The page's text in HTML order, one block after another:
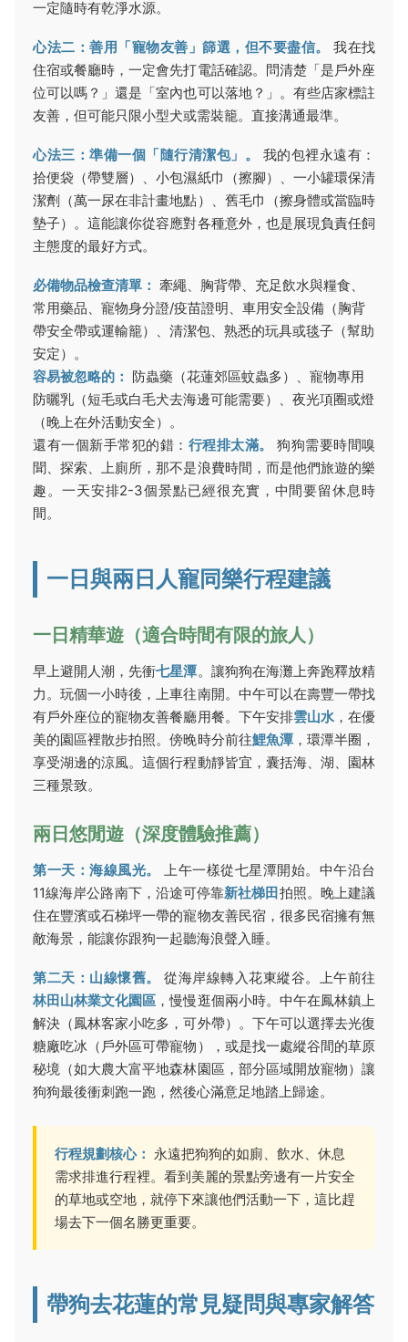
一定隨時有乾淨水源。
心法二：善用「寵物友善」篩選，但不要盡信。
我在找
住宿或餐廳時，一定會先打電話確認。問清楚「是戶外座
位可以嗎？」還是「室內也可以落地？」。有些店家標註
友善，但可能只限小型犬或需裝籠。直接溝通最準。
心法三：準備一個「隨行清潔包」。
我的包裡永遠有：
拾便袋（帶雙層）、小包濕紙巾（擦腳）、一小罐環保清
潔劑（萬一尿在非計畫地點）、舊毛巾（擦身體或當臨時
墊子）。這能讓你從容應對各種意外，也是展現負責任飼
主態度的最好方式。
必備物品檢查清單： 牽繩、胸背帶、充足飲水與糧食、
常用藥品、寵物身分證/疫苗證明、車用安全設備（胸背
帶安全帶或運輸籠）、清潔包、熟悉的玩具或毯子（幫助
安定）。
容易被忽略的： 防蟲藥（花蓮郊區蚊蟲多）、寵物專用
防曬乳（短毛或白毛犬去海邊可能需要）、夜光項圈或燈
（晚上在外活動安全）。
還有一個新手常犯的錯： 行程排太滿。
狗狗需要時間嗅
聞、探索、上廁所，那不是浪費時間，而是他們旅遊的樂
趣。一天安排2-3個景點已經很充實，中間要留休息時
間。
一日與兩日人寵同樂行程建議
一日精華遊（適合時間有限的旅人）
早上避開人潮，先衝七星潭。讓狗狗在海灘上奔跑釋放精
力。玩個一小時後，上車往南開。中午可以在壽豐一帶找
有戶外座位的寵物友善餐廳用餐。下午安排雲山水，在優
美的園區裡散步拍照。傍晚時分前往鯉魚潭，環潭半圈，
享受湖邊的涼風。這個行程動靜皆宜，囊括海、湖、園林
三種景致。
兩日悠閒遊（深度體驗推薦）
第一天：海線風光。
上午一樣從七星潭開始。中午沿台
11線海岸公路南下，沿途可停靠新社梯田拍照。晚上建議
住在豐濱或石梯坪一帶的寵物友善民宿，很多民宿擁有無
敵海景，能讓你跟狗一起聽海浪聲入睡。
第二天：山線懷舊。
從海岸線轉入花東縱谷。上午前往
林田山林業文化園區 ，慢慢逛個兩小時。中午在鳳林鎮上
解決（鳳林客家小吃多，可外帶）。下午可以選擇去光復
糖廠吃冰（戶外區可帶寵物），或是找一處縱谷間的草原
秘境（如大農大富平地森林園區，部分區域開放寵物）讓
狗狗最後衝刺跑一跑，然後心滿意足地踏上歸途。
行程規劃核心： 永遠把狗狗的如廁、飲水、休息
需求排進行程裡。看到美麗的景點旁邊有一片安全
的草地或空地，就停下來讓他們活動一下，這比趕
場去下一個名勝更重要。
帶狗去花蓮的常見疑問與專家解答